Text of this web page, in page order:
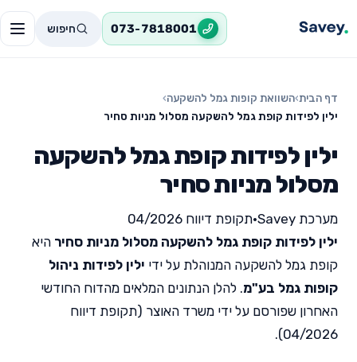
073-7818001 חיפוש
דף הבית›השוואת קופות גמל להשקעה›
ילין לפידות קופת גמל להשקעה מסלול מניות סחיר
ילין לפידות קופת גמל להשקעה
מסלול מניות סחיר
מערכת Savey •תקופת דיווח 04/2026
ילין לפידות קופת גמל להשקעה מסלול מניות סחיר היא
קופת גמל להשקעה המנוהלת על ידי ילין לפידות ניהול
קופות גמל בע"מ. להלן הנתונים המלאים מהדוח החודשי
האחרון שפורסם על ידי משרד האוצר (תקופת דיווח
04/2026).